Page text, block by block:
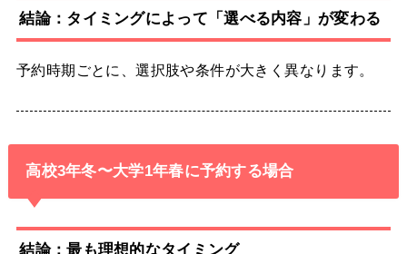
結論：タイミングによって「選べる内容」が変わる
予約時期ごとに、選択肢や条件が大きく異なります。
高校3年冬〜大学1年春に予約する場合
結論：最も理想的なタイミング